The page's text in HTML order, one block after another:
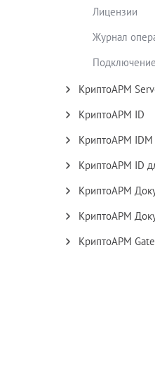
КриптоАРМ
КриптоАРМ ID
КриптоАРМ IDM
КриптоАРМ ID
КриптоАРМ
КриптоАРМ
КриптоАРМ Gate
Лицензии
Журнал